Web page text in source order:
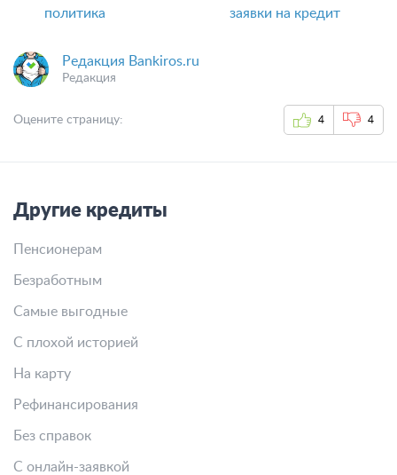
политика
заявки на кредит
Редакция Bankiros.ru
Редакция
Оцените страницу: 4 4
Другие кредиты
Пенсионерам
Безработным
Самые выгодные
С плохой историей
На карту
Рефинансирования
Без справок
С онлайн-заявкой